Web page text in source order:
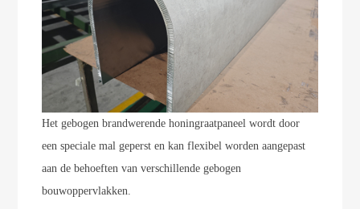
Het gebogen brandwerende honingraatpaneel wordt door
een speciale mal geperst en kan flexibel worden aangepast
aan de behoeften van verschillende gebogen
bouwoppervlakken.